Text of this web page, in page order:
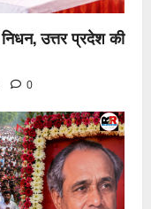
उत्तर प्रदेश की
0